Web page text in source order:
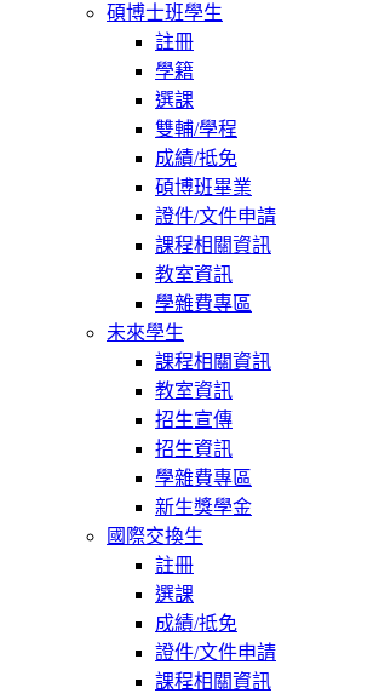
碩博士班學生
註冊
學籍
選課
雙輔/學程
成績/抵免
碩博班畢業
證件/文件申請
課程相關資訊
教室資訊
學雜費專區
未來學生
課程相關資訊
教室資訊
招生宣傳
招生資訊
學雜費專區
新生獎學金
國際交換生
註冊
選課
成績/抵免
證件/文件申請
課程相關資訊